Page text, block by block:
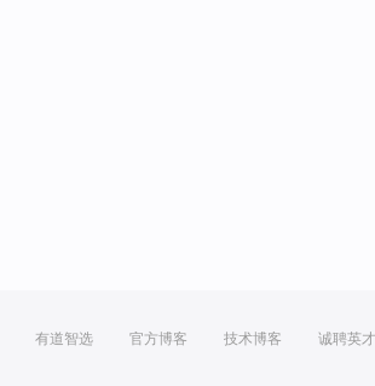
有道智选 官方博客 技术博客 诚聘英才